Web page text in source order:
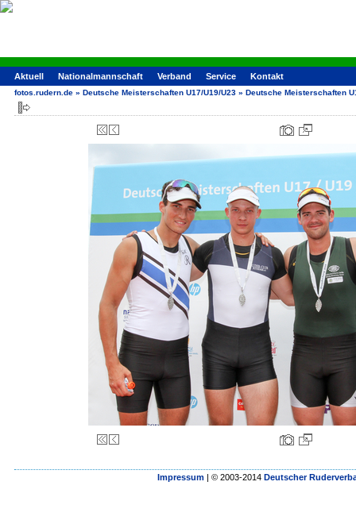
Aktuell Nationalmannschaft Verband Service Kontakt
fotos.rudern.de » Deutsche Meisterschaften U17/U19/U23 » Deutsche Meisterschaften
Impressum | © 2003-2014 Deutscher